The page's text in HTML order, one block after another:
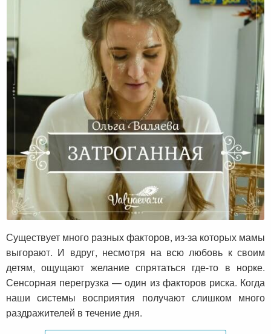
Затроганная или немного о сенсорной
перезагрузке
Существует много разных факторов, из-за которых мамы
выгорают. И вдруг, несмотря на всю любовь к своим
детям, ощущают желание спрятаться где-то в норке.
Сенсорная перегрузка — один из факторов риска. Когда
наши системы восприятия получают слишком много
раздражителей в течение дня.